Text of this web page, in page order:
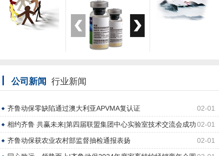
公司新闻 行业新闻
02-01
齐鲁动保零缺陷通过澳大利亚APVMA复认证
02-01
相约齐鲁 共赢未来|第四届联盟集团中心实验室技术交流会成功
举办
02-01
齐鲁动保获农业农村部监督抽检通报表扬